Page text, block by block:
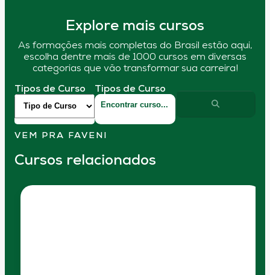
Explore mais cursos
As formações mais completas do Brasil estão aqui,
escolha dentre mais de 1000 cursos em diversas
categorias que vão transformar sua carreira!
Tipos de Curso Tipos de Curso
VEM PRA FAVENI
Cursos relacionados